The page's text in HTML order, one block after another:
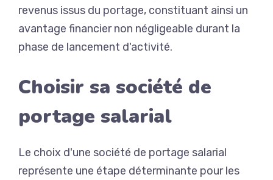
revenus issus du portage, constituant ainsi un
avantage financier non négligeable durant la
phase de lancement d'activité.
Choisir sa société de
portage salarial
Le choix d'une société de portage salarial
représente une étape déterminante pour les